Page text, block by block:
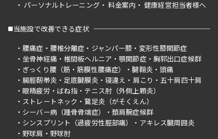
パーソナルトレーニング
料金案内 健康経営担当者様へ
当施設で改善できる症状
腰痛症
腰椎分離症 ジャンパー膝
変形性膝関節症
坐骨神経痛
椎間板ヘルニア 顎関節症
胸郭出口症候群
ぎっくり腰（筋・筋膜性腰痛症）
腱鞘炎
頭痛
腸脛靭帯炎
足底腱膜炎 寝違え 肩こり
五十肩四十肩
眼精疲労
ばね指
テニス肘（外側上顆炎）
ストレートネック
鵞足炎（がそくえん）
シーバー病（踵骨骨端症）
頚肩腕症候群
シンスプリント（過疲労性脛部痛）
アキレス腱周囲炎
野球肩
野球肘